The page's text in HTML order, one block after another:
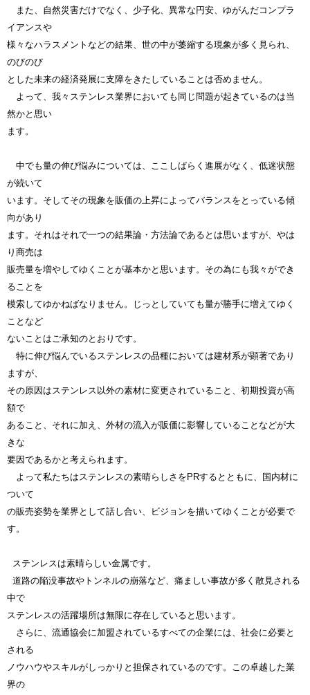
また、自然災害だけでなく、少子化、異常な円安、ゆがんだコンプラ
イアンスや
様々なハラスメントなどの結果、世の中が萎縮する現象が多く見られ、
のびのび
とした未来の経済発展に支障をきたしていることは否めません。
よって、我々ステンレス業界においても同じ問題が起きているのは当
然かと思い
ます。
中でも量の伸び悩みについては、ここしばらく進展がなく、低迷状態
が続いて
います。 そしてその現象を販価の上昇によってバランスをとっている傾
向があり
ます。 それはそれで一つの結果論・方法論であるとは思いますが、やは
り商売は
販売量を増やしてゆくことが基本かと思います。 その為にも我々ができ
ることを
模索してゆかねばなりません。
じっとしていても量が勝手に増えてゆく
ことなど
ないことはご承知のとおりです。
特に伸び悩んでいるステンレスの品種においては建材系が顕著であり
ますが、
その原因はステンレス以外の素材に変更 されていること、初期投資が高
額で
あること、それに加え、外材の流入が販価に影響していることなどが大
きな
要因であるかと考えられます。
よって私たちはステンレスの素晴らしさをPRするとともに、国内材に
ついて
の販売姿勢を業界として話し合い、ビジョンを描いてゆくことが必要で
す。
ステンレスは素晴らしい金属です。
道路の陥没事故やトンネルの崩落など、痛ましい事故が多く散見される
中で
ステンレスの活躍場所は無限に存在していると思います。
さらに、流通協会に加盟されているすべての企業には、社会に必要と
される
ノウハウやスキルがしっかりと担保されているのです。 この卓越した業
界の